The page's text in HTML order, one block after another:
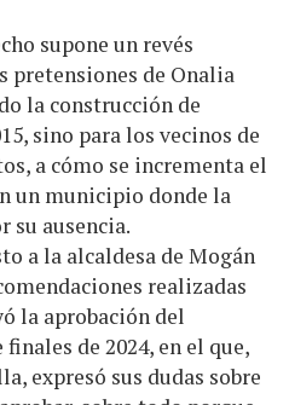
supone un revés
pretensiones de Onalia
la construcción de
sino para los vecinos de
a cómo se incrementa el
un municipio donde la
su ausencia.
la alcaldesa de Mogán
realizadas
la aprobación del
de 2024, en el que,
expresó sus dudas sobre